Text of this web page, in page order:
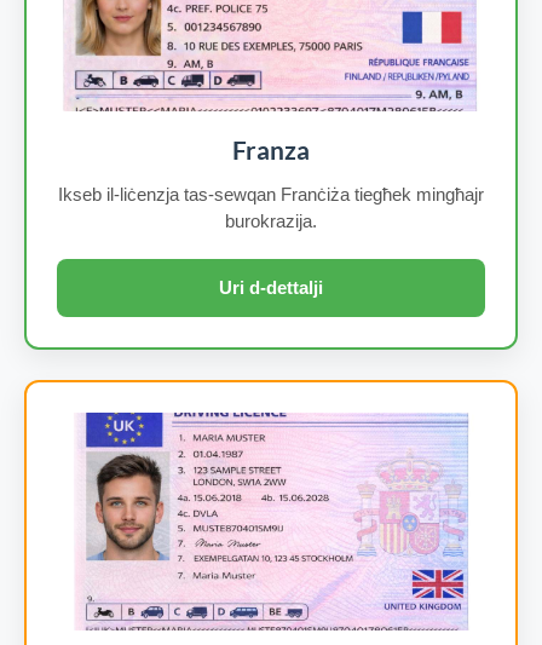
Franza
Ikseb il-liċenzja tas-sewqan Franċiża tiegħek mingħajr
burokrazija.
Uri d-dettalji